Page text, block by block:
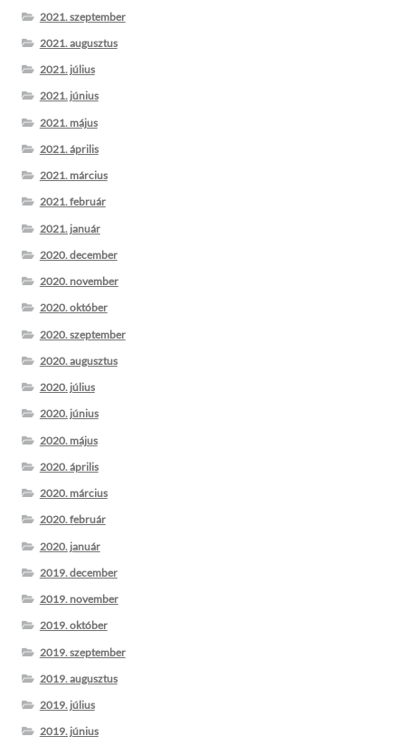
2021. szeptember
2021. augusztus
2021. július
2021. június
2021. május
2021. április
2021. március
2021. február
2021. január
2020. december
2020. november
2020. október
2020. szeptember
2020. augusztus
2020. július
2020. június
2020. május
2020. április
2020. március
2020. február
2020. január
2019. december
2019. november
2019. október
2019. szeptember
2019. augusztus
2019. július
2019. június